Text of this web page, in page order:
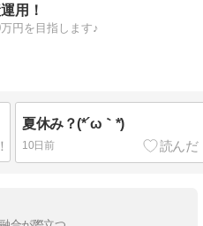
用！
円を目指します♪
夏休み？(*´ω｀*)
10日前